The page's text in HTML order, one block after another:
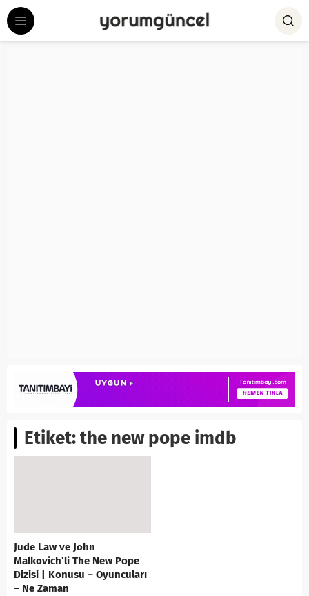
Etiket:the new pope imdb
Jude Law ve John
Malkovich’li The New Pope
Dizisi | Konusu – Oyuncuları
– Ne Zaman